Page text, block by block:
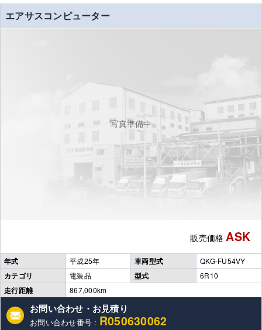
エアサスコンピューター
写真準備中
販売価格 ASK
年式 平成25年 車両型式 QKG-FU54VY
カテゴリ 電装品 型式 6R10
走行距離 867,000km
お問い合わせ・お見積り
お問い合わせ番号 : R050630062